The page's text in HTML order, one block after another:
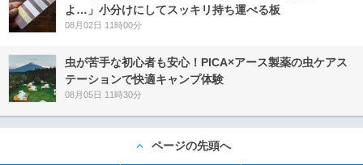
よ…」小分けにしてスッキリ持ち運べる板
08月02日 11時00分
虫が苦手な初心者も安心！PICA×アース製薬の虫ケアス
テーションで快適キャンプ体験
08月05日 11時30分
ページの先頭へ